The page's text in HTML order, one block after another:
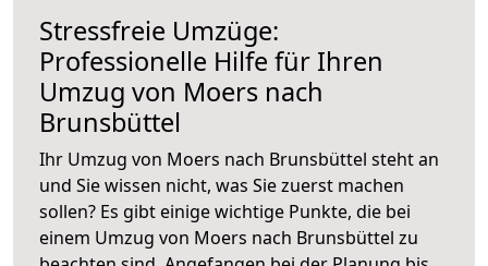
Stressfreie Umzüge:
Professionelle Hilfe für Ihren
Umzug von Moers nach
Brunsbüttel
Ihr Umzug von Moers nach Brunsbüttel steht an
und Sie wissen nicht, was Sie zuerst machen
sollen? Es gibt einige wichtige Punkte, die bei
einem Umzug von Moers nach Brunsbüttel zu